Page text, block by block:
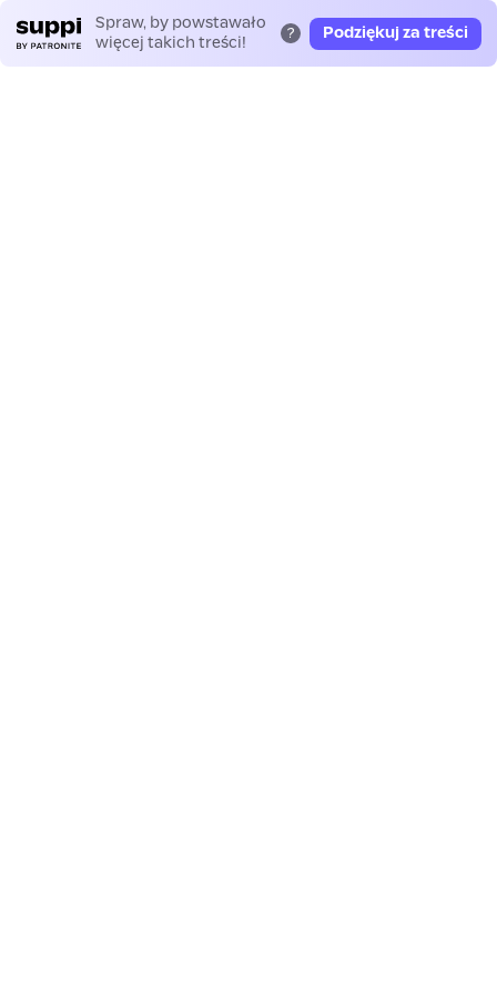
Spraw, by powstawało
więcej takich treści!
? Podziękuj za treści